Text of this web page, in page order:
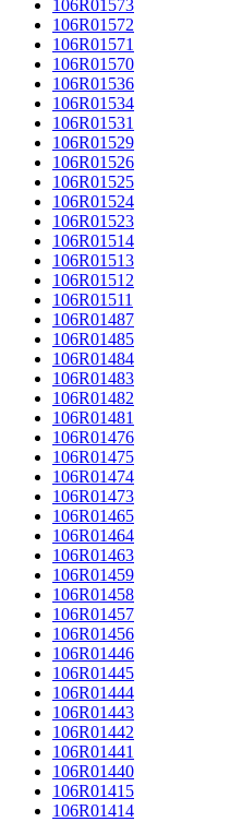
106R01573
106R01572
106R01571
106R01570
106R01536
106R01534
106R01531
106R01529
106R01526
106R01525
106R01524
106R01523
106R01514
106R01513
106R01512
106R01511
106R01487
106R01485
106R01484
106R01483
106R01482
106R01481
106R01476
106R01475
106R01474
106R01473
106R01465
106R01464
106R01463
106R01459
106R01458
106R01457
106R01456
106R01446
106R01445
106R01444
106R01443
106R01442
106R01441
106R01440
106R01415
106R01414